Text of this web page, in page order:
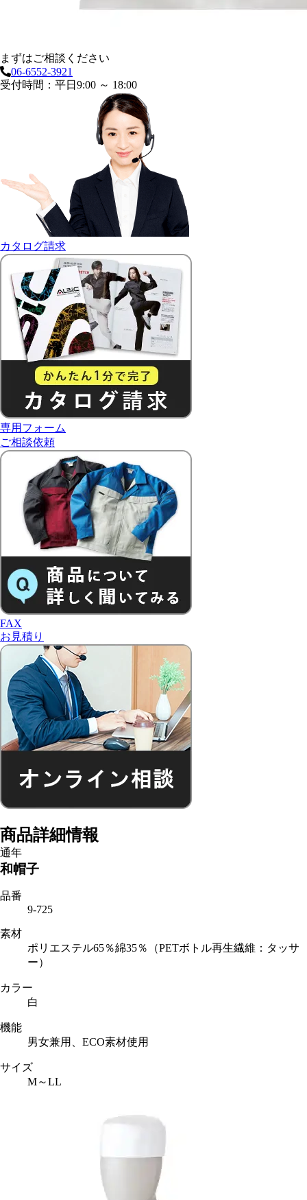
まずはご相談ください
06-6552-3921
受付時間：平日9:00 ～ 18:00
カタログ請求
専用フォーム
ご相談依頼
FAX
お見積り
商品詳細情報
通年
和帽子
品番
9-725
素材
ポリエステル65％綿35％（PETボトル再生繊維：タッサ
ー）
カラー
白
機能
男女兼用、ECO素材使用
サイズ
M～LL